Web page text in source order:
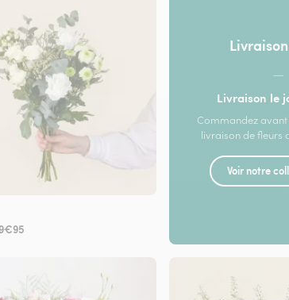
—
Livraison le
Commandez avant
livraison de fleurs
Voir notre